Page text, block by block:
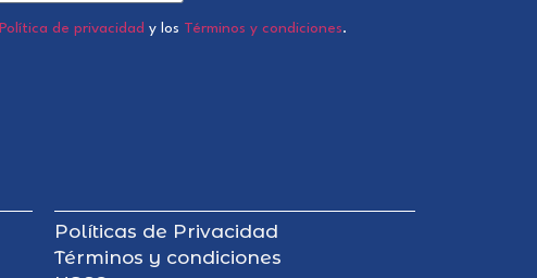
Política de privacidad y los Términos y condiciones.
Políticas de Privacidad
Términos y condiciones